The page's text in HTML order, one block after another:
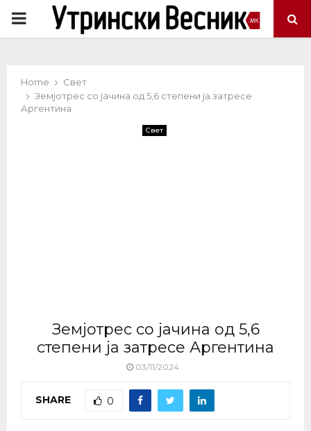
PRIMARY
Home
Свет
Земјотрес со јачина од 5,6 степени ја затресе
Аргентина
Свет
Земјотрес со јачина од 5,6
степени ја затресе Аргентина
03/11/2024
SHARE 0